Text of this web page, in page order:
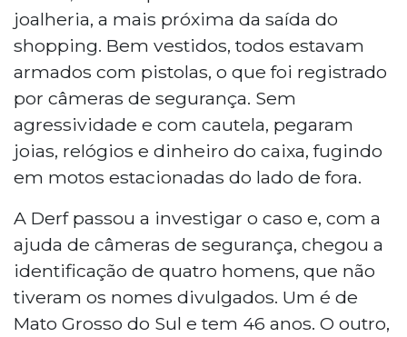
joalheria, a mais próxima da saída do
shopping. Bem vestidos, todos estavam
armados com pistolas, o que foi registrado
por câmeras de segurança. Sem
agressividade e com cautela, pegaram
joias, relógios e dinheiro do caixa, fugindo
em motos estacionadas do lado de fora.
A Derf passou a investigar o caso e, com a
ajuda de câmeras de segurança, chegou a
identificação de quatro homens, que não
tiveram os nomes divulgados. Um é de
Mato Grosso do Sul e tem 46 anos. O outro,